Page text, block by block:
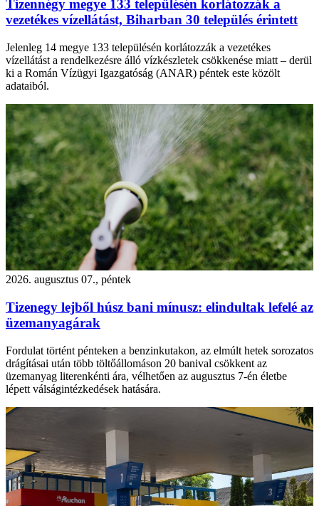
Tizennégy megye 133 településén korlátozzák a
vezetékes vízellátást, Biharban 30 település érintett
Jelenleg 14 megye 133 településén korlátozzák a vezetékes
vízellátást a rendelkezésre álló vízkészletek csökkenése miatt – derül
ki a Román Vízügyi Igazgatóság (ANAR) péntek este közölt
adataiból.
2026. augusztus 07., péntek
Tizenegy lejből húsz bani mínusz: elindultak lefelé az
üzemanyagárak
Fordulat történt pénteken a benzinkutakon, az elmúlt hetek sorozatos
drágításai után több töltőállomáson 20 banival csökkent az
üzemanyag literenkénti ára, vélhetően az augusztus 7-én életbe
lépett válságintézkedések hatására.